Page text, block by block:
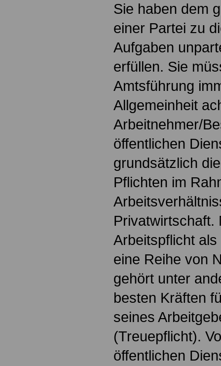
Sie haben dem
einer Partei zu
Aufgaben
erfüllen. Sie
Amtsführung
Allgemeinheit
Arbeitnehmer/
öffentlichen
grundsätzlich
Pflichten im
Privatwirtschaft.
Arbeitspflicht
eine Reihe von
gehört unter
besten Kräften
seines
(Treuepflicht).
öffentlichen